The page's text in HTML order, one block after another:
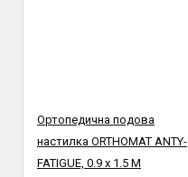
Ортопедична подова
настилка ORTHOMAT ANTY-
FATIGUE, 0.9 х 1.5 M